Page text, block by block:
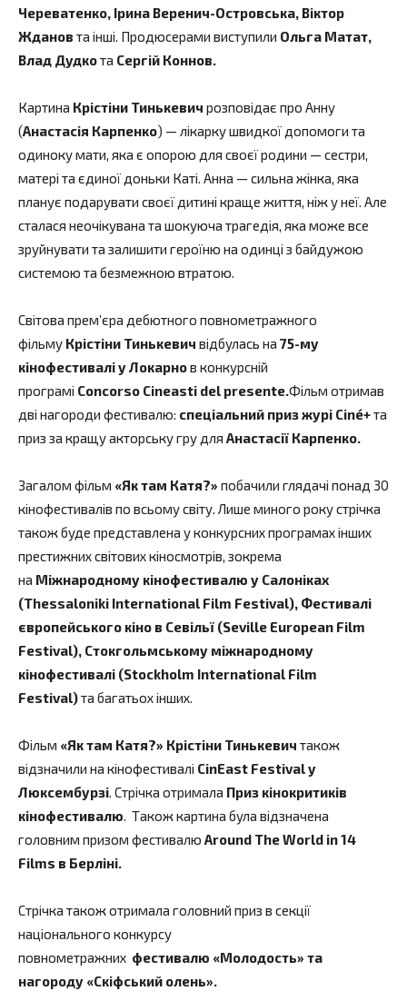
Череватенко, Ірина Веренич-Островська, Віктор
Жданов та інші. Продюсерами виступили Ольга Матат,
Влад Дудкота Сергій Коннов.
Картина Крістіни Тинькевич розповідає про Анну
(Анастасія Карпенко) — лікарку швидкої допомоги та
одиноку мати, яка є опорою для своєї родини — сестри,
матері та єдиної доньки Каті. Анна — сильна жінка, яка
планує подарувати своєї дитині краще життя, ніж у неї. Але
сталася неочікувана та шокуюча трагедія, яка може все
зруйнувати та залишити героїню на одинці з байдужою
системою та безмежною втратою.
Світова прем’єра дебютного повнометражного
фільму Крістіни Тинькевич відбулась на 75-му
кінофестивалі у Локарнов конкурсній
програмі Concorso Cineasti del presente.Фільм отримав
дві нагороди фестивалю: спеціальний приз журі Ciné+та
приз за кращу акторську гру для Анастасії Карпенко.
Загалом фільм «Як там Катя?» побачили глядачі понад 30
кінофестивалів по всьому світу. Лише миного року стрічка
також буде представлена у конкурсних програмах інших
престижних світових кіносмотрів, зокрема
на Міжнародному кінофестивалю у Салоніках
(Thessaloniki International Film Festival), Фестивалі
європейського кіно в Севільї (Seville European Film
Festival), Стокгольмському міжнародному
кінофестивалі (Stockholm International Film
Festival)та багатьох інших.
Фільм «Як там Катя?» Крістіни Тинькевич також
відзначили на кінофестивалі CinEast Festival у
Люксембурзі . Стрічка отримала Приз кінокритиків
кінофестивалю . Також картина була відзначена
головним призом фестивалю Around The World in 14
Films в Берліні.
Стрічка також отримала головний приз в секції
національного конкурсу
повнометражних фестивалю «Молодость» та
нагороду «Скіфський олень».